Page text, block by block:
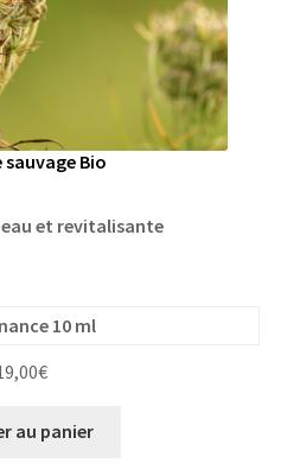
Bio
et revitalisante
10 ml
€
au panier